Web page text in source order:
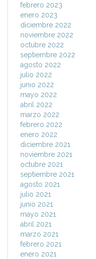
febrero 2023
enero 2023
diciembre 2022
noviembre 2022
octubre 2022
septiembre 2022
agosto 2022
julio 2022
junio 2022
mayo 2022
abril 2022
marzo 2022
febrero 2022
enero 2022
diciembre 2021
noviembre 2021
octubre 2021
septiembre 2021
agosto 2021
julio 2021
junio 2021
mayo 2021
abril 2021
marzo 2021
febrero 2021
enero 2021